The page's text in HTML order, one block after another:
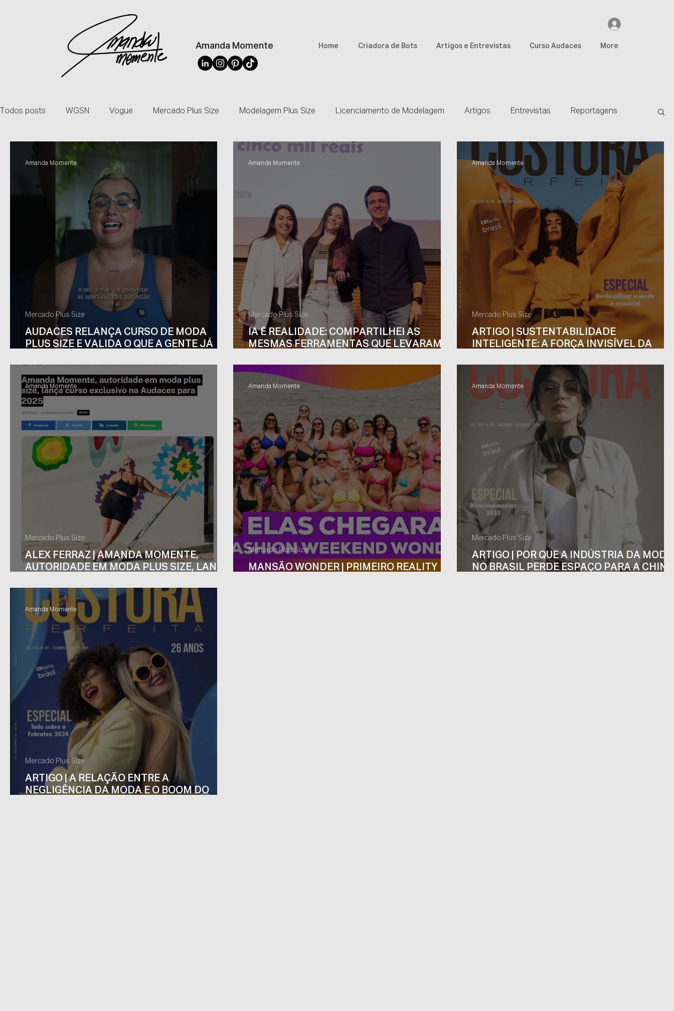
Amanda Momente Home Criadora de Bots Artigos e Entrevistas Curso Audaces More
Todos posts WGSN Vogue Mercado Plus Size Modelagem Plus Size Licenciamento de Modelagem Artigos Entrevistas Reportagens
Global Rede Mulher Empreendedora Comunidade Globo Fashion WonderSize
Costura Perfeita Reality Show Creator WorkShop WonderCast Jornal Estadão
Collab
AUDACES RELANÇA CURSO DE MODA
PLUS SIZE E VALIDA O QUE A GENTE JÁ
Mercado Plus Size
Amanda Momente
IA É REALIDADE: COMPARTILHEI AS
MESMAS FERRAMENTAS QUE LEVARAM A
Mercado Plus Size
Amanda Momente
ARTIGO | SUSTENTABILIDADE
INTELIGENTE: A FORÇA INVISÍVEL DA
Mercado Plus Size
Amanda Momente
ALEX FERRAZ | AMANDA MOMENTE,
AUTORIDADE EM MODA PLUS SIZE, LANÇA
2025
Mercado Plus Size
Amanda Momente
MANSÃO WONDER | PRIMEIRO REALITY
Mercado Plus Size
Amanda Momente
ARTIGO | POR QUE A INDÚSTRIA DA MODA
NO BRASIL PERDE ESPAÇO PARA A CHINA
Mercado Plus Size
Amanda Momente
ARTIGO | A RELAÇÃO ENTRE A
NEGLIGÊNCIA DA MODA E O BOOM DO
Mercado Plus Size
Amanda Momente